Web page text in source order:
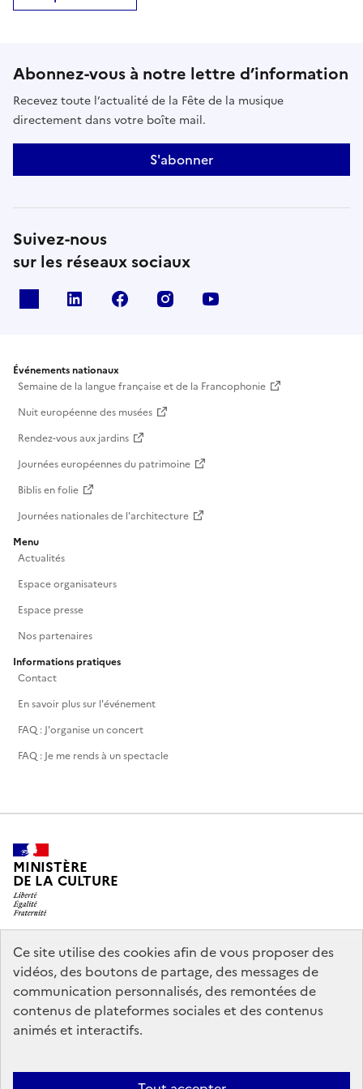
Ce site utilise des cookies afin de vous proposer des
vidéos, des boutons de partage, des messages de
communication personnalisés, des remontées de
contenus de plateformes sociales et des contenus
animés et interactifs.
Abonnez-vous à notre lettre d’information
Recevez toute l’actualité de la Fête de la musique
directement dans votre boîte mail.
S'abonner
Suivez-nous
sur les réseaux sociaux
Linkedin Facebook Instagram
Événements nationaux
Semaine de la langue française et de la Francophonie
Nuit européenne des musées
Rendez-vous aux jardins
Journées européennes du patrimoine
Biblis en folie
Journées nationales de l'architecture
Menu
Actualités
Espace organisateurs
Espace presse
Nos partenaires
Informations pratiques
Contact
En savoir plus sur l'événement
FAQ : J'organise un concert
FAQ : Je me rends à un spectacle
MINISTÈRE
DE LA CULTURE
legifrance.gouv.fr
info.gouv.fr
service-public.gouv.fr
data.gouv.fr
Accessibilité : partiellement conforme Politique générale de